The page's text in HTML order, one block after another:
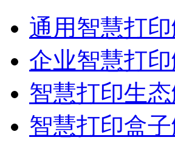
通用智慧打
企业智慧打
智慧打印生
智慧打印盒